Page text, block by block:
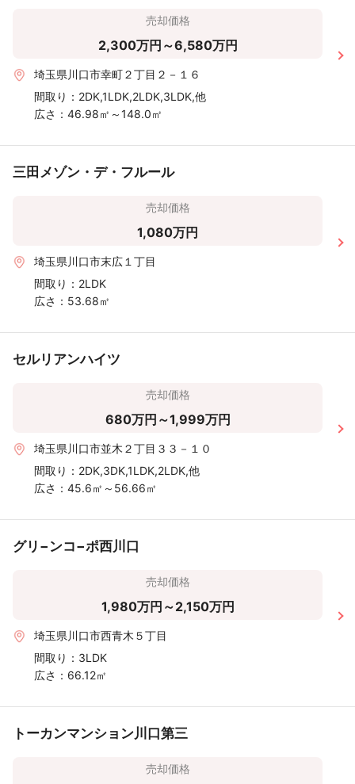
売却価格
2,300万円～6,580万円
埼玉県川口市幸町２丁目２－１６
間取り： 2DK,1LDK,2LDK,3LDK,他
広さ： 46.98㎡～148.0㎡
三田メゾン・デ・フルール
売却価格
1,080万円
埼玉県川口市末広１丁目
間取り： 2LDK
広さ： 53.68㎡
セルリアンハイツ
売却価格
680万円～1,999万円
埼玉県川口市並木２丁目３３－１０
間取り： 2DK,3DK,1LDK,2LDK,他
広さ： 45.6㎡～56.66㎡
グリ−ンコ−ポ西川口
売却価格
1,980万円～2,150万円
埼玉県川口市西青木５丁目
間取り： 3LDK
広さ： 66.12㎡
トーカンマンション川口第三
売却価格